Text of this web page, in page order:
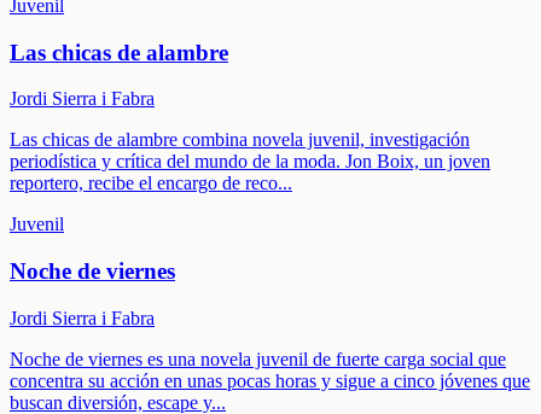
Juvenil
Las chicas de alambre
Jordi Sierra i Fabra
Las chicas de alambre combina novela juvenil, investigación
periodística y crítica del mundo de la moda. Jon Boix, un joven
reportero, recibe el encargo de reco...
Juvenil
Noche de viernes
Jordi Sierra i Fabra
Noche de viernes es una novela juvenil de fuerte carga social que
concentra su acción en unas pocas horas y sigue a cinco jóvenes que
buscan diversión, escape y...